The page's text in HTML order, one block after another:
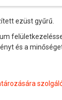
ezüst gyűrű.
és a